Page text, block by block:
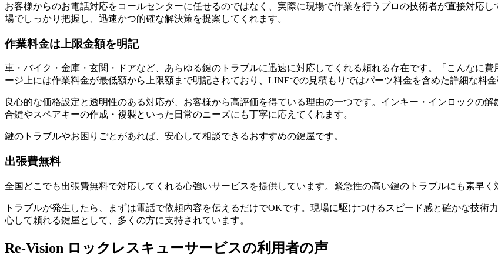
お客様からのお電話対応をコールセンターに任せるのではなく、実際に現場で作業を行うプロの技術者が直接対応
場でしっかり把握し、迅速かつ的確な解決策を提案してくれます。
作業料金は上限金額を明記
車・バイク・金庫・玄関・ドアなど、あらゆる鍵のトラブルに迅速に対応してくれる頼れる存在です。「こんなに
ージ上には作業料金が最低額から上限額まで明記されており、LINEでの見積もりではパーツ料金を含めた詳細な料金
良心的な価格設定と透明性のある対応が、お客様から高評価を得ている理由の一つです。インキー・インロックの
合鍵やスペアキーの作成・複製といった日常のニーズにも丁寧に応えてくれます。
鍵のトラブルやお困りごとがあれば、安心して相談できるおすすめの鍵屋です。
出張費無料
全国どこでも出張費無料で対応してくれる心強いサービスを提供しています。緊急性の高い鍵のトラブルにも素早
トラブルが発生したら、まずは電話で依頼内容を伝えるだけでOKです。現場に駆けつけるスピード感と確かな技
心して頼れる鍵屋として、多くの方に支持されています。
Re-Vision ロックレスキューサービスの利用者の声